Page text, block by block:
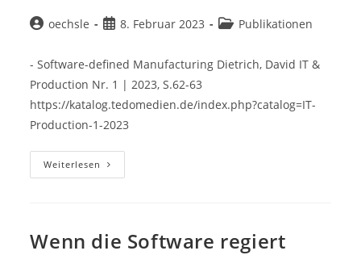
Beitrags-
oechsle
Beitrag
8. Februar 2023
Beitrags-
Publikationen
- Software-defined Manufacturing Dietrich, David IT &
Production Nr. 1 | 2023, S.62-63
https://katalog.tedomedien.de/index.php?catalog=IT-
Production-1-2023
Weiterlesen Paradigma
Für
Wenn die Software regiert